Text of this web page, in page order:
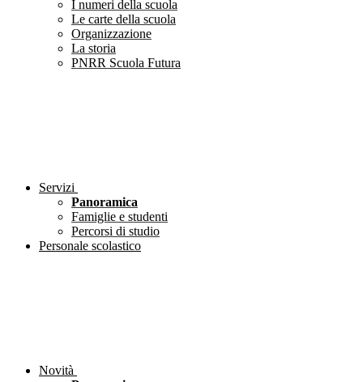
I numeri della scuola
Le carte della scuola
Organizzazione
La storia
PNRR Scuola Futura
Servizi
Panoramica
Famiglie e studenti
Percorsi di studio
Personale scolastico
Novità